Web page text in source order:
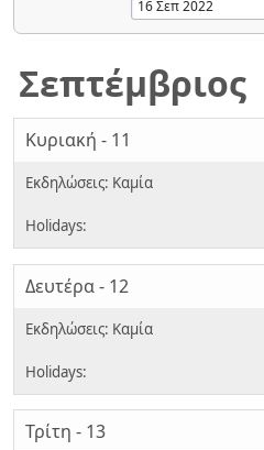
Σεπτέμβριος
Κυριακή - 11
Δευτέρα - 12
Τρίτη - 13